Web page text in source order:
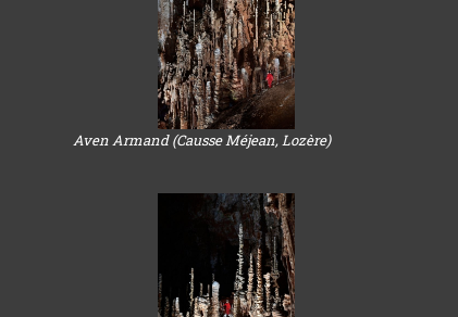
Aven Armand (Causse Méjean, Lozère)